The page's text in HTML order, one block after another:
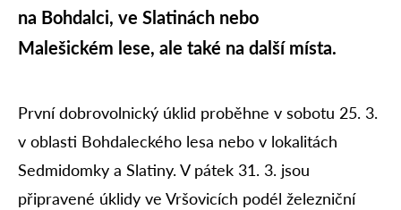
na Bohdalci, ve Slatinách nebo
Malešickém lese, ale také na další místa.
První dobrovolnický úklid proběhne v sobotu 25. 3.
v oblasti Bohdaleckého lesa nebo v lokalitách
Sedmidomky a Slatiny. V pátek 31. 3. jsou
připravené úklidy ve Vršovicích podél železniční